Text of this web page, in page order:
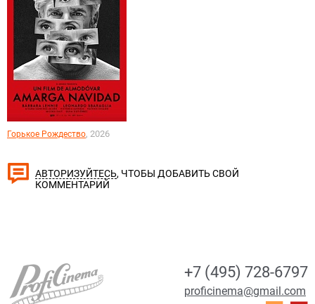
Горькое Рождество, 2026
АВТОРИЗУЙТЕСЬ, ЧТОБЫ ДОБАВИТЬ СВОЙ
КОММЕНТАРИЙ
+7 (495) 728-6797
proficinema@gmail.com